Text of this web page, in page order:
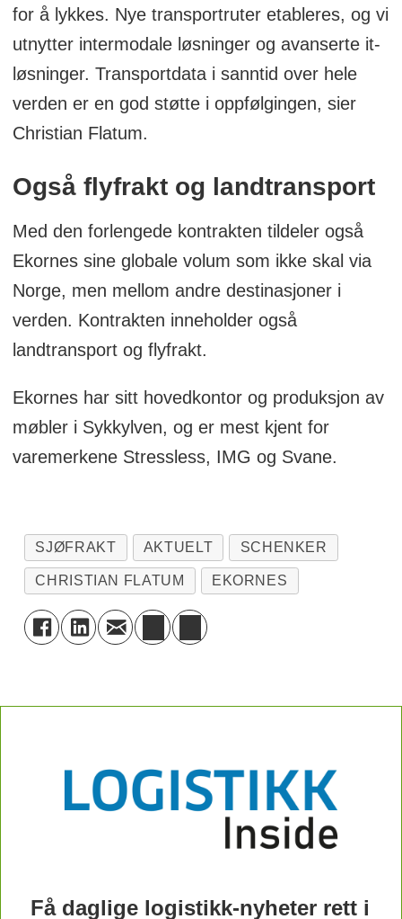
for å lykkes. Nye transportruter etableres, og vi
utnytter intermodale løsninger og avanserte it-
løsninger. Transportdata i sanntid over hele
verden er en god støtte i oppfølgingen, sier
Christian Flatum.
Også flyfrakt og landtransport
Med den forlengede kontrakten tildeler også
Ekornes sine globale volum som ikke skal via
Norge, men mellom andre destinasjoner i
verden. Kontrakten inneholder også
landtransport og flyfrakt.
Ekornes har sitt hovedkontor og produksjon av
møbler i Sykkylven, og er mest kjent for
varemerkene Stressless, IMG og Svane.
SJØFRAKT AKTUELT SCHENKER
CHRISTIAN FLATUM EKORNES
Få daglige logistikk-nyheter rett i